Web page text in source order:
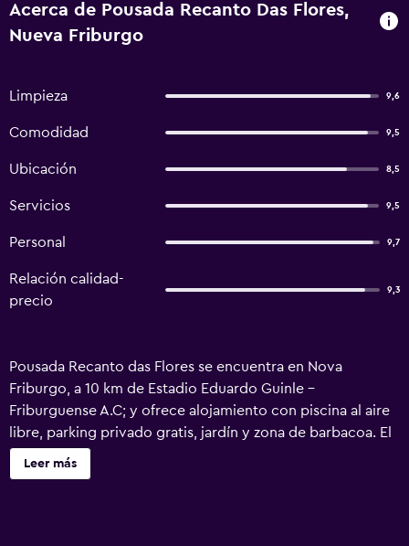
Acerca de Pousada Recanto Das Flores,
Nueva Friburgo
Limpieza 9,6
Comodidad 9,5
Ubicación 8,5
Servicios 9,5
Personal 9,7
Relación calidad-
precio
9,3
Pousada Recanto das Flores se encuentra en Nova
Friburgo, a 10 km de Estadio Eduardo Guinle -
Friburguense A.C; y ofrece alojamiento con piscina al aire
libre, parking privado gratis, jardín y zona de barbacoa. El
alojamiento está a unos 11 km de Sesi, a 9,2 km de
Catarina's Stone y a 12 km de Nova Friburgo Cable Car. La
Leer más